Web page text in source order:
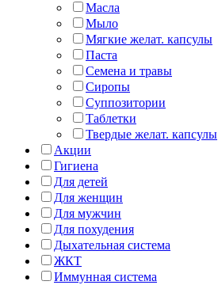
Масла
Мыло
Мягкие желат. капсулы
Паста
Семена и травы
Сиропы
Суппозитории
Таблетки
Твердые желат. капсулы
Акции
Гигиена
Для детей
Для женщин
Для мужчин
Для похудения
Дыхательная система
ЖКТ
Иммунная система